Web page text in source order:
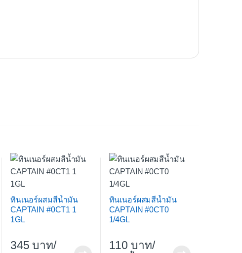
ทินเนอร์ผสมสีน้ำมัน
CAPTAIN #0CT1 1
1GL
345
/
ทินเนอร์ผสมสีน้ำมัน
CAPTAIN #0CT0
1/4GL
110
/